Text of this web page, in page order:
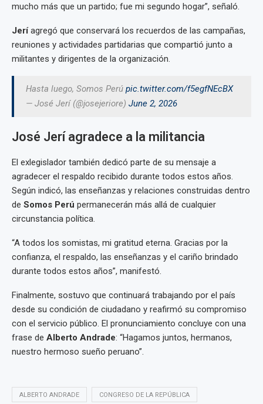
mucho más que un partido; fue mi segundo hogar”, señaló.
Jeríagregó que conservará los recuerdos de las campañas,
reuniones y actividades partidarias que compartió junto a
militantes y dirigentes de la organización.
Hasta luego, Somos Perú pic.twitter.com/f5egfNEcBX
— José Jerí (@josejeriore) June 2, 2026
José Jerí agradece a la militancia
El exlegislador también dedicó parte de su mensaje a
agradecer el respaldo recibido durante todos estos años.
Según indicó, las enseñanzas y relaciones construidas dentro
de Somos Perú permanecerán más allá de cualquier
circunstancia política.
“A todos los somistas, mi gratitud eterna. Gracias por la
confianza, el respaldo, las enseñanzas y el cariño brindado
durante todos estos años”, manifestó.
Finalmente, sostuvo que continuará trabajando por el país
desde su condición de ciudadano y reafirmó su compromiso
con el servicio público. El pronunciamiento concluye con una
frase de Alberto Andrade: “Hagamos juntos, hermanos,
nuestro hermoso sueño peruano”.
ALBERTO ANDRADE CONGRESO DE LA REPÚBLICA